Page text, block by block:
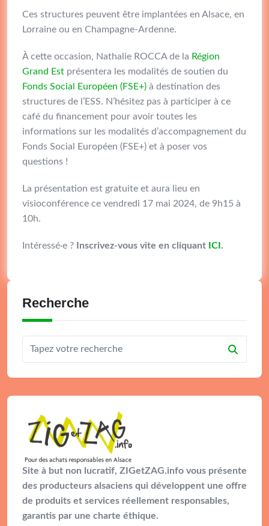
Ces structures peuvent être implantées en Alsace, en
Lorraine ou en Champagne-Ardenne.
À cette occasion, Nathalie ROCCA de la Région
Grand Est présentera les modalités de soutien du
Fonds Social Européen (FSE+) à destination des
structures de l’ESS. N’hésitez pas à participer à ce
café du financement pour avoir toutes les
informations sur les modalités d’accompagnement du
Fonds Social Européen (FSE+) et à poser vos
questions !
La présentation est gratuite et aura lieu en
visioconférence ce vendredi 17 mai 2024, de 9h15 à
10h.
Intéressé·e ? Inscrivez-vous vite en cliquant ICI .
Recherche
Site à but non lucratif, ZIGetZAG.info vous présente
des producteurs alsaciens qui développent une offre
de produits et services réellement responsables,
garantis par une charte éthique.